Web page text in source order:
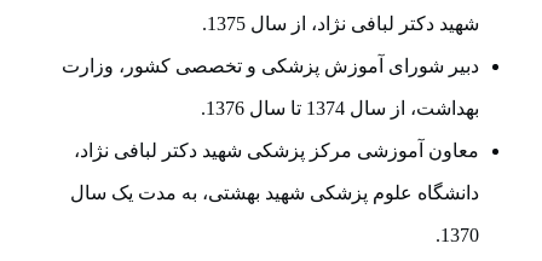
شهید دکتر لبافی نژاد، از سال 1375.
دبیر شورای آموزش پزشکی و تخصصی کشور، وزارت
بهداشت، از سال 1374 تا سال 1376.
معاون آموزشی مرکز پزشکی شهید دکتر لبافی نژاد،
دانشگاه علوم پزشکی شهید بهشتی، به مدت یک سال
1370.